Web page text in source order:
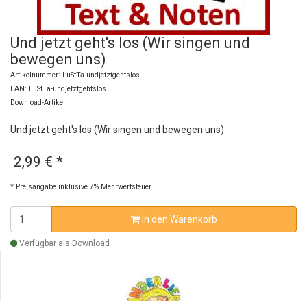
Und jetzt geht's los (Wir singen und
bewegen uns)
Artikelnummer: LuStTa-undjetztgehtslos
EAN: LuStTa-undjetztgehtslos
Download-Artikel
Und jetzt geht's los (Wir singen und bewegen uns)
2,99 € *
* Preisangabe inklusive 7% Mehrwertsteuer.
In den Warenkorb
Verfügbar als Download